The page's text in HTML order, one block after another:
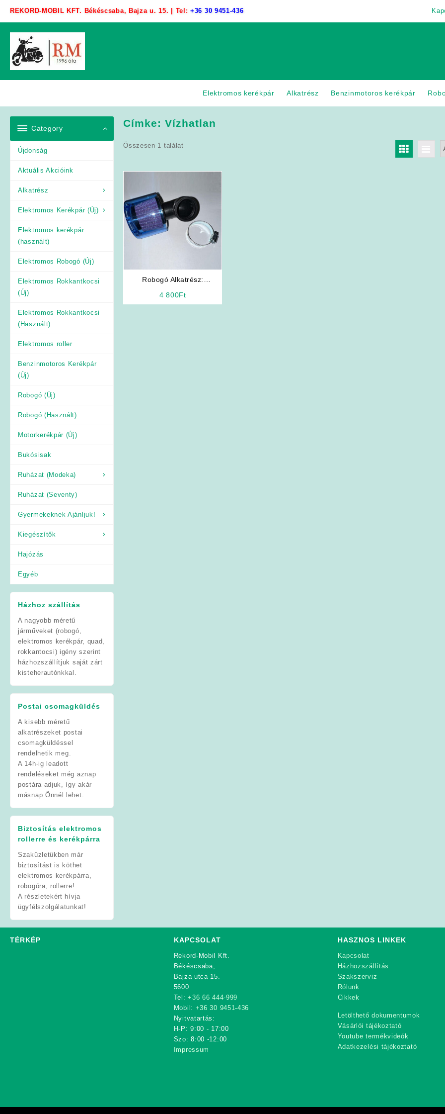
REKORD-MOBIL KFT. Békéscsaba, Bajza u. 15. | Tel:+36 30 9451-436
Elektromos kerékpár Alkatrész Benzinmotoros kerékpár
Category
Újdonság
Aktuális Akcióink
Alkatrész
Elektromos Kerékpár (Új)
Elektromos kerékpár
(használt)
Elektromos Robogó (Új)
Elektromos Rokkantkocsi
(Új)
Elektromos Rokkantkocsi
(Használt)
Elektromos roller
Benzinmotoros Kerékpár
(Új)
Robogó (Új)
Robogó (Használt)
Motorkerékpár (Új)
Bukósisak
Ruházat (Modeka)
Ruházat (Seventy)
Gyermekeknek Ajánljuk!
Kiegészítők
Hajózás
Egyéb
Házhoz szállítás
A nagyobb méretű
járműveket (robogó,
elektromos kerékpár, quad,
rokkantocsi) igény szerint
házhozszállítjuk saját zárt
kisteherautónkkal.
Postai csomagküldés
A kisebb méretű
alkatrészeket postai
csomagküldéssel
rendelhetik meg.
A 14h-ig leadott
rendeléseket még aznap
postára adjuk, így akár
másnap Önnél lehet.
Biztosítás elektromos
rollerre és kerékpárra
Szaküzletükben már
biztosítást is köthet
elektromos kerékpárra,
robogóra, rollerre!
A részletekért hívja
ügyfélszolgálatunkat!
Címke:Vízhatlan
Összesen 1 találat
Robogó Alkatrész:
4 800Ft
TÉRKÉP KAPCSOLAT
Rekord-Mobil Kft.
Békéscsaba,
Bajza utca 15.
5600
Tel:+36 66 444-999
Mobil: +36 30 9451-436
Nyitvatartás:
H-P: 9:00 - 17:00
Szo: 8:00 -12:00
Impressum
HASZNOS LINKEK
Kapcsolat
Házhozszállítás
Szakszerviz
Rólunk
Cikkek
Letölthető dokumentumok
Vásárlói tájékoztató
Youtube termékvideók
Adatkezelési tájékoztató